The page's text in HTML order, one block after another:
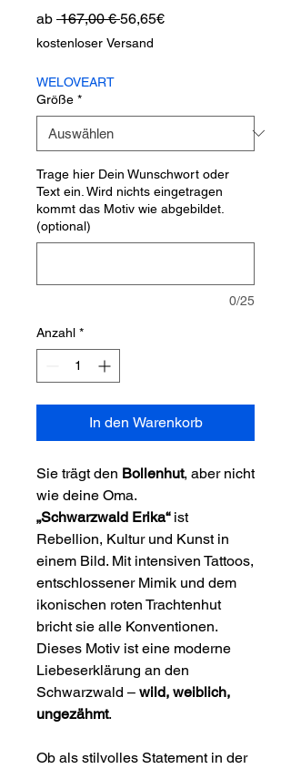
ab 167,00 € Standardpreis
56,65€Sale-
kostenloser Versand
WELOVEART
Größe *
Trage hier Dein Wunschwort oder
Text ein. Wird nichts eingetragen
kommt das Motiv wie abgebildet.
(optional)
0/25
Anzahl *
In den Warenkorb
Sie trägt den Bollenhut, aber nicht
wie deine Oma.
„Schwarzwald Erika“ist
Rebellion, Kultur und Kunst in
einem Bild. Mit intensiven Tattoos,
entschlossener Mimik und dem
ikonischen roten Trachtenhut
bricht sie alle Konventionen.
Dieses Motiv ist eine moderne
Liebeserklärung an den
Schwarzwald – wild, weiblich,
ungezähmt.
Ob als stilvolles Statement in der